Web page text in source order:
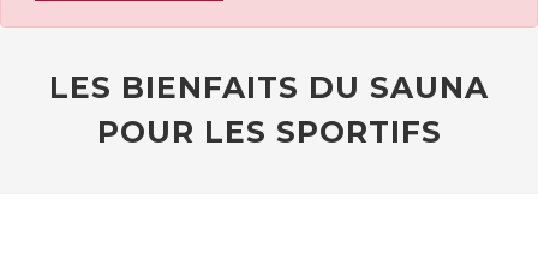
LES BIENFAITS DU SAUNA
POUR LES SPORTIFS